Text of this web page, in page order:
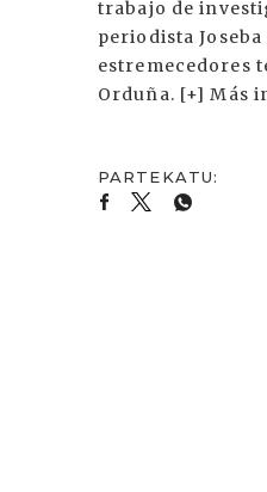
trabajo de
periodista
estremecedores
Orduña. [+] Más